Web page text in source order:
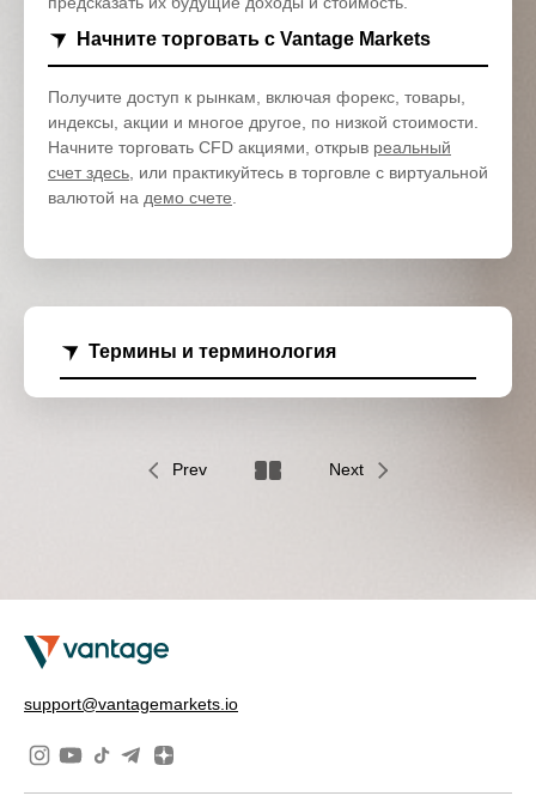
Начните торговать с Vantage Markets
Получите доступ к рынкам, включая форекс, товары,
индексы, акции и многое другое, по низкой стоимости.
Начните торговать CFD акциями, открыв реальный
счет здесь , или практикуйтесь в торговле с виртуальной
валютой на демо счете
Термины и терминология
Prev Next
support@vantagemarkets.io